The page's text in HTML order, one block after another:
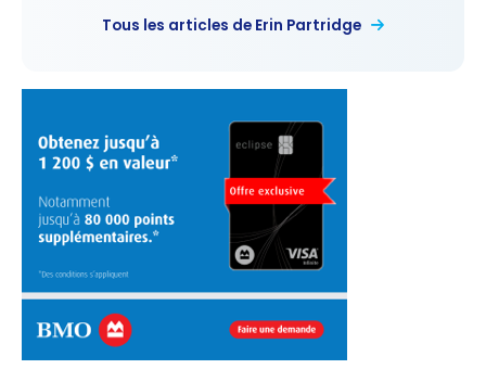
Tous les articles de Erin Partridge